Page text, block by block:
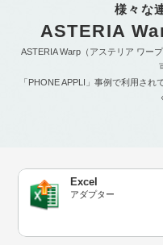
様々な
ASTERIA
ASTERIA Warp（アステリア ワー
「PHONE APPLI」事例で利用さ
Excel
アダプター